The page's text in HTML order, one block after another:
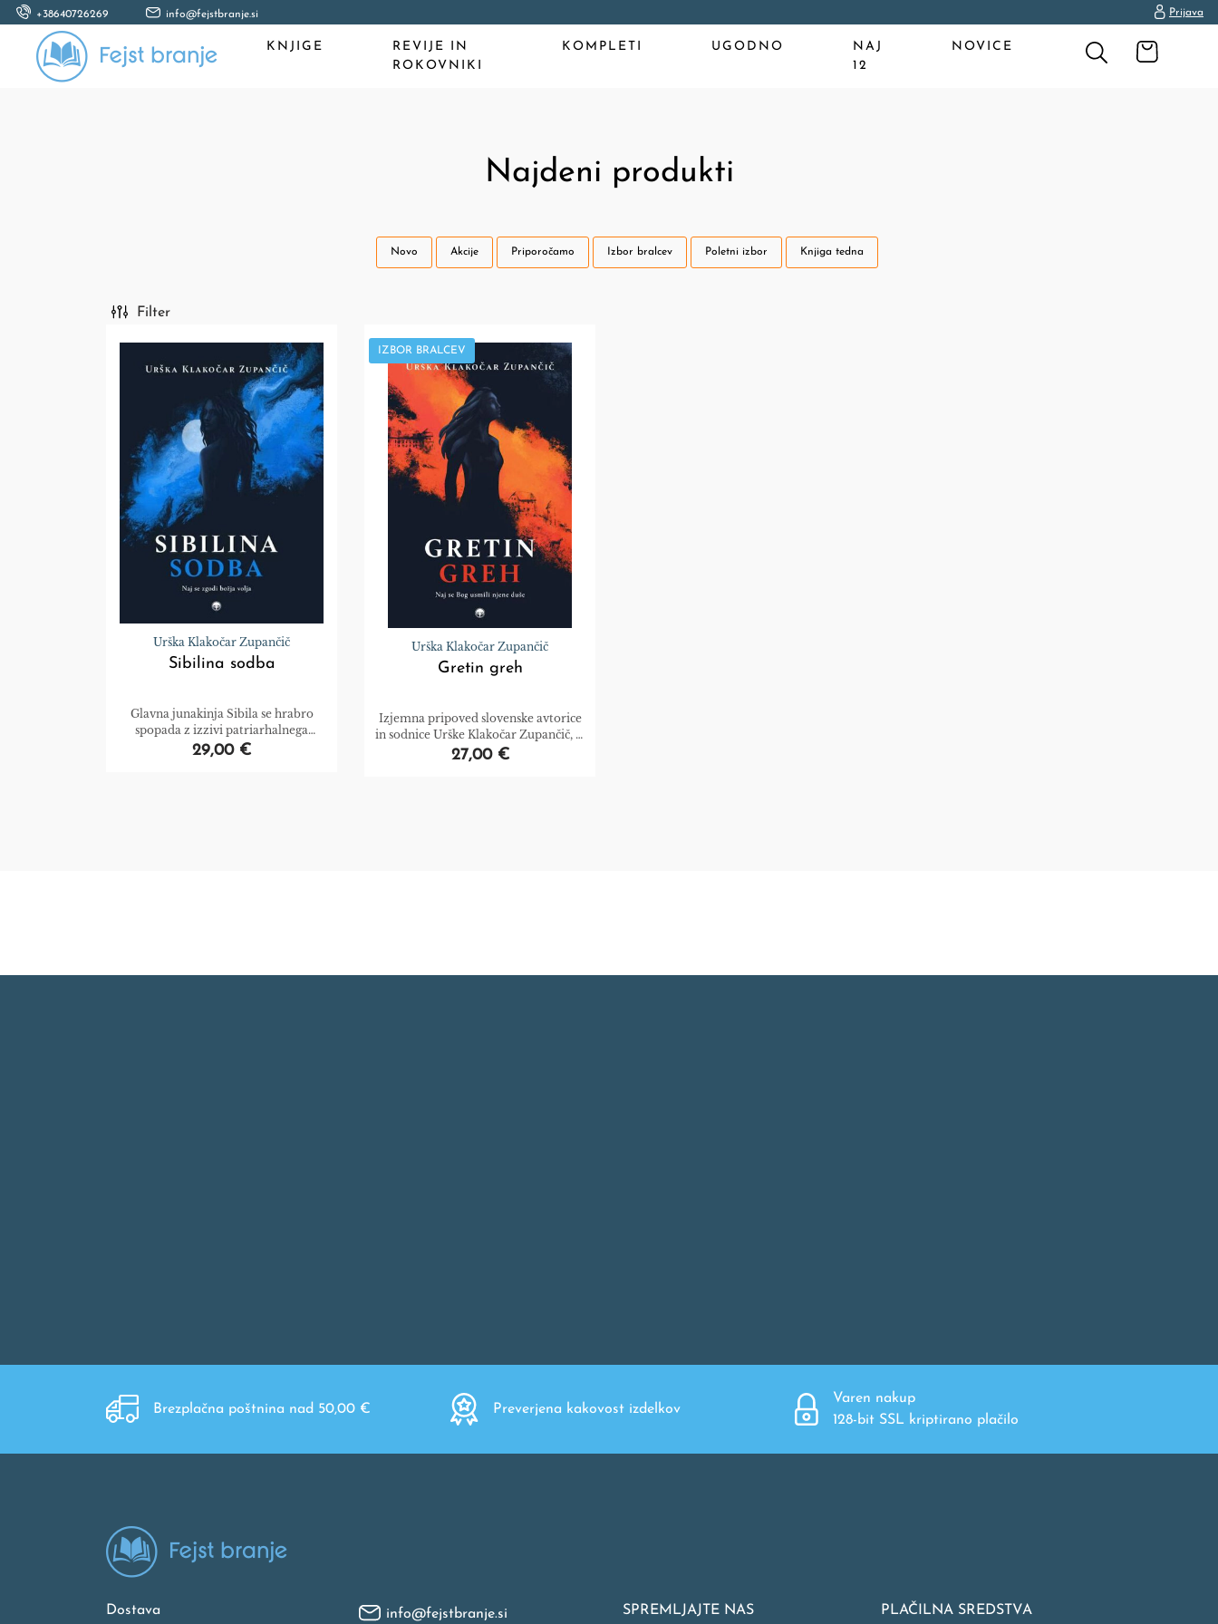
+38640726269 info@fejstbranje.si Prijava
KNJIGE
REVIJE IN
ROKOVNIKI
KOMPLETI UGODNO
NAJ
12
NOVICE
Najdeni produkti
Novo Akcije Priporočamo Izbor bralcev Poletni izbor Knjiga tedna
Filter
Urška Klakočar Zupančič
Sibilina sodba
Glavna junakinja Sibila se hrabro
spopada z izzivi patriarhalnega
obdobja.
29,00 €
IZBOR BRALCEV
Urška Klakočar Zupančič
Gretin greh
Izjemna pripoved slovenske avtorice
in sodnice Urške Klakočar Zupančič, ki
odseva duh časa in prikaže položaj
27,00 €
Brezplačna poštnina nad 50,00 € Preverjena kakovost izdelkov
Varen nakup
128-bit SSL kriptirano plačilo
Dostava info@fejstbranje.si SPREMLJAJTE NAS PLAČILNA SREDSTVA